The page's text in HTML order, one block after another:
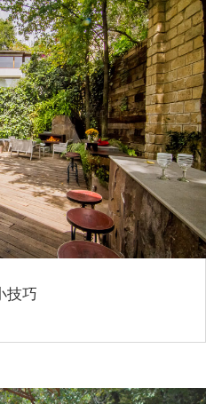
技巧